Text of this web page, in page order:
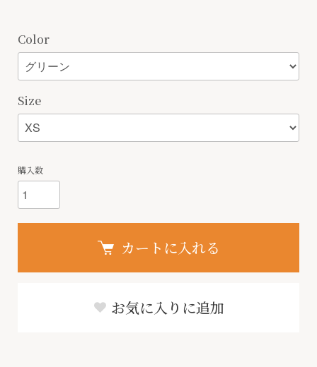
Color
Size
購入数
カートに入れる
お気に入りに追加